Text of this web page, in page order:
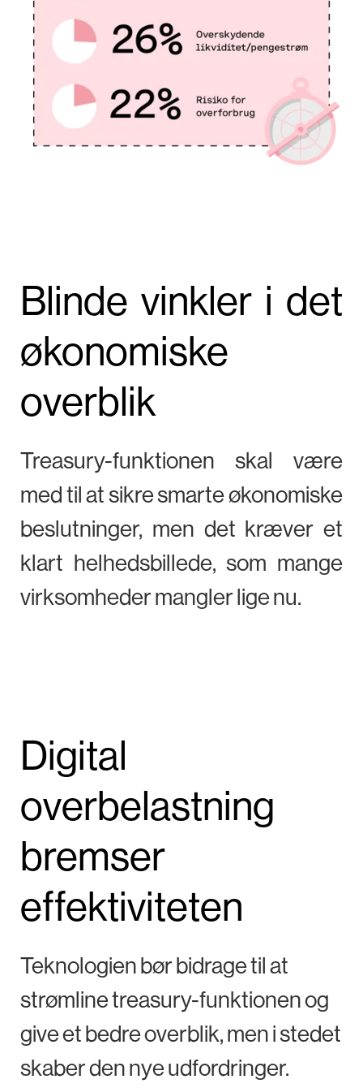
Blinde vinkler i det
økonomiske
overblik
Treasury-funktionen skal være
med til at sikre smarte økonomiske
beslutninger, men det kræver et
klart helhedsbillede, som mange
virksomheder mangler lige nu.
Digital
overbelastning
bremser
effektiviteten
Teknologien bør bidrage til at
strømline treasury-funktionen og
give et bedre overblik, men i stedet
skaber den nye udfordringer.